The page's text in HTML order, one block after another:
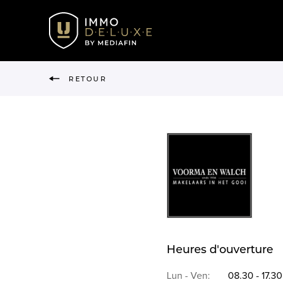
RETOUR
Heures d'ouverture
Lun - Ven:
08.30 - 17.30